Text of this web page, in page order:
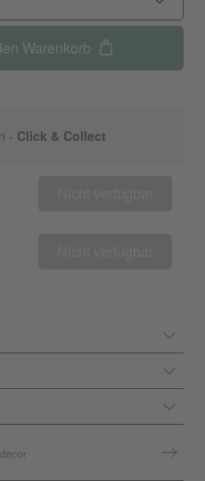
Warenkorb
- Click & Collect